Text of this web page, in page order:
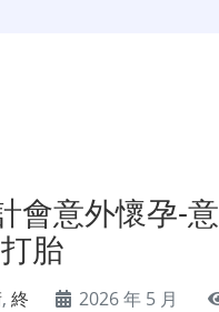
會意外懷孕-意
胎
,終
2026 年 5 月